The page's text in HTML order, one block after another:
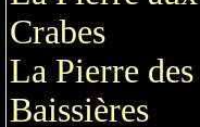
Crabes
La Pierre des
Baissières